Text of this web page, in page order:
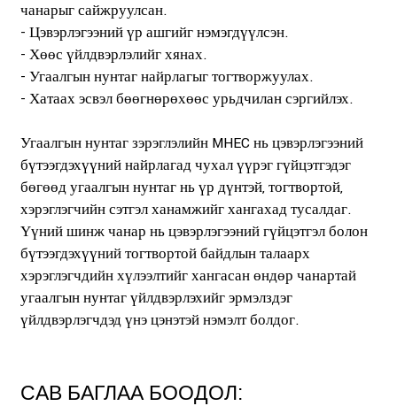
чанарыг сайжруулсан.
- Цэвэрлэгээний үр ашгийг нэмэгдүүлсэн.
- Хөөс үйлдвэрлэлийг хянах.
- Угаалгын нунтаг найрлагыг тогтворжуулах.
- Хатаах эсвэл бөөгнөрөхөөс урьдчилан сэргийлэх.
Угаалгын нунтаг зэрэглэлийн MHEC нь цэвэрлэгээний
бүтээгдэхүүний найрлагад чухал үүрэг гүйцэтгэдэг
бөгөөд угаалгын нунтаг нь үр дүнтэй, тогтвортой,
хэрэглэгчийн сэтгэл ханамжийг хангахад тусалдаг.
Үүний шинж чанар нь цэвэрлэгээний гүйцэтгэл болон
бүтээгдэхүүний тогтвортой байдлын талаарх
хэрэглэгчдийн хүлээлтийг хангасан өндөр чанартай
угаалгын нунтаг үйлдвэрлэхийг эрмэлздэг
үйлдвэрлэгчдэд үнэ цэнэтэй нэмэлт болдог.
САВ БАГЛАА БООДОЛ: